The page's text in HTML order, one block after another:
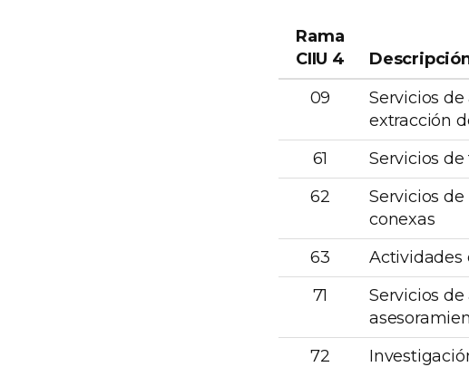
Rama
CIIU 4
09
Servicios
extracción
61
Servicios
62
Servicios
conexas
63
Actividades
71
Servicios
72